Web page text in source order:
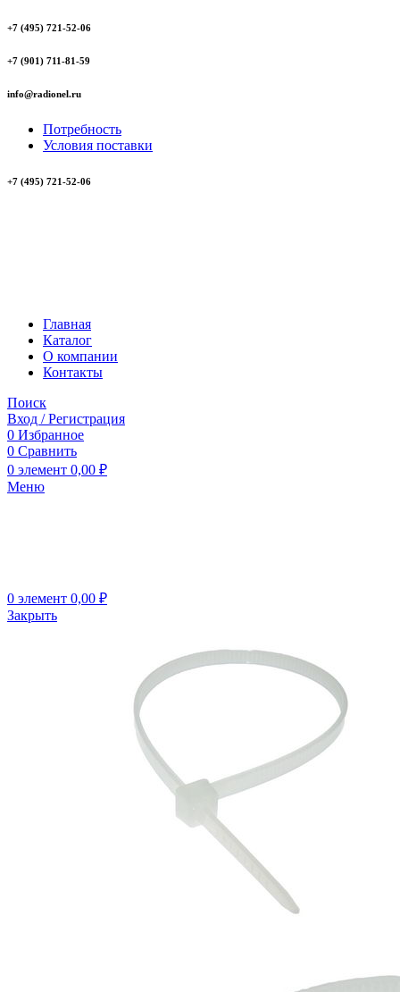
+7 (495) 721-52-06
+7 (901) 711-81-59
info@radionel.ru
Потребность
Условия поставки
+7 (495) 721-52-06
Главная
Каталог
О компании
Контакты
Поиск
Вход / Регистрация
0 Избранное
0 Сравнить
0 элемент 0,00 ₽
Меню
0 элемент 0,00 ₽
Закрыть